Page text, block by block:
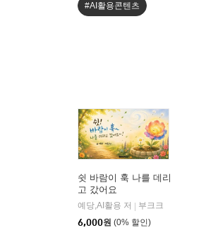
#AI활용콘텐츠
쉿 바람이 훅 나를 데리
고 갔어요
예당,AI활용 저
부크크
6,000원 (0% 할인)